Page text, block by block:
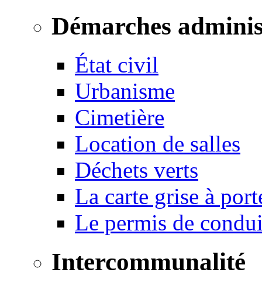
Démarches
État civil
Urbanisme
Cimetière
Location de salles
Déchets verts
La carte grise à
Le permis de
Intercommunalité